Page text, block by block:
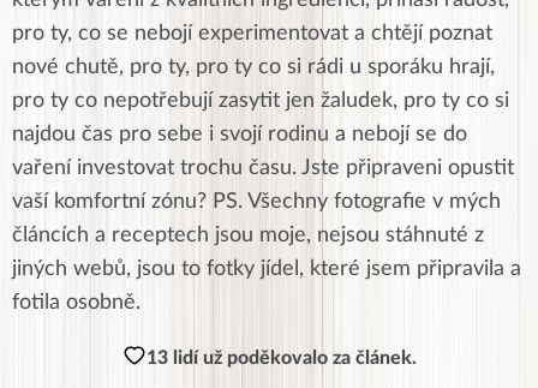
pro ty, co se nebojí experimentovat a chtějí poznat
nové chutě, pro ty, pro ty co si rádi u sporáku hrají,
pro ty co nepotřebují zasytit jen žaludek, pro ty co si
najdou čas pro sebe i svojí rodinu a nebojí se do
vaření investovat trochu času. Jste připraveni opustit
vaší komfortní zónu? PS. Všechny fotografie v mých
článcích a receptech jsou moje, nejsou stáhnuté z
jiných webů, jsou to fotky jídel, které jsem připravila a
fotila osobně.
13 lidí už poděkovalo za článek.